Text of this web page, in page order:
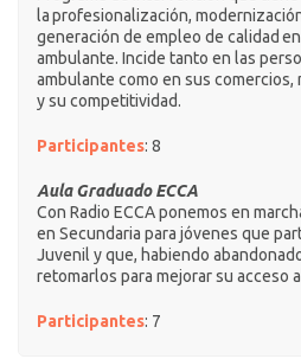
la profesionalización,
generación de empleo de calidad
ambulante. Incide tanto en las
ambulante como en sus
y su competitividad.
Participantes: 8
Aula Graduado ECCA
Con Radio ECCA ponemos en
en Secundaria para jóvenes que
Juvenil y que, habiendo
retomarlos para mejorar su acceso
Participantes: 7